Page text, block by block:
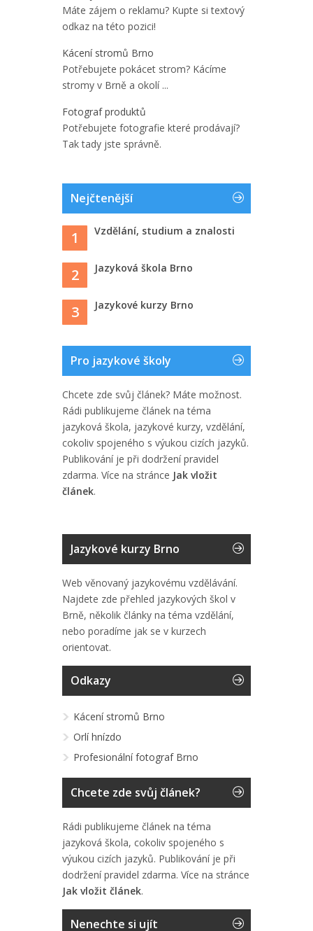
Máte zájem o reklamu? Kupte si textový
odkaz na této pozici!
Kácení stromů Brno
Potřebujete pokácet strom? Kácíme
stromy v Brně a okolí ...
Fotograf produktů
Potřebujete fotografie které prodávají?
Tak tady jste správně.
Nejčtenější
1 Vzdělání, studium a znalosti
2 Jazyková škola Brno
3 Jazykové kurzy Brno
Pro jazykové školy
Chcete zde svůj článek? Máte možnost.
Rádi publikujeme článek na téma
jazyková škola, jazykové kurzy, vzdělání,
cokoliv spojeného s výukou cizích jazyků.
Publikování je při dodržení pravidel
zdarma. Více na stránce Jak vložit
článek.
Jazykové kurzy Brno
Web věnovaný jazykovému vzdělávání.
Najdete zde přehled jazykových škol v
Brně, několik články na téma vzdělání,
nebo poradíme jak se v kurzech
orientovat.
Odkazy
Kácení stromů Brno
Orlí hnízdo
Profesionální fotograf Brno
Chcete zde svůj článek?
Rádi publikujeme článek na téma
jazyková škola, cokoliv spojeného s
výukou cizích jazyků. Publikování je při
dodržení pravidel zdarma. Více na stránce
Jak vložit článek.
Nenechte si ujít